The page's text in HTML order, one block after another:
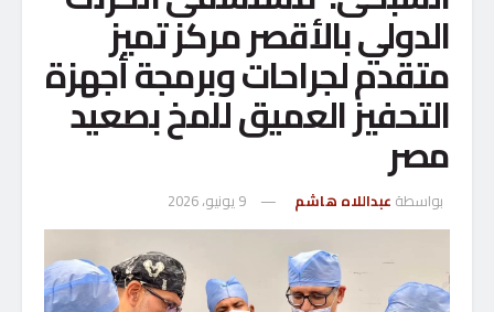
الدولي بالأقصر مركز تميز
متقدم لجراحات وبرمجة أجهزة
التحفيز العميق للمخ بصعيد
مصر
بواسطة عبداللاه هاشم 9 يونيو، 2026